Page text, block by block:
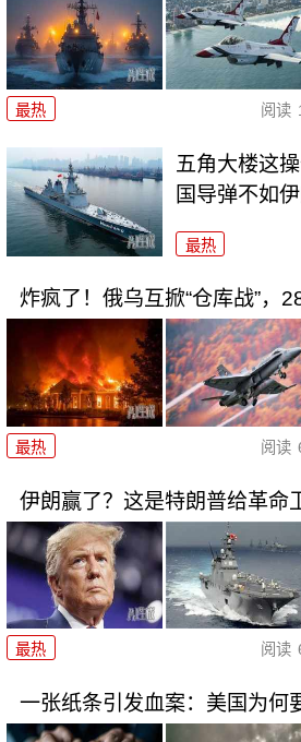
最热 阅读
五角大楼这
国导弹不如伊
最热
炸疯了！俄乌互掀“仓库战”，
最热 阅读
伊朗赢了？这是特朗普给革命
最热 阅读
一张纸条引发血案：美国为何